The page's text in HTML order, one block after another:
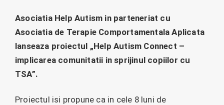
Asociatia Help Autism in parteneriat cu
Asociatia de Terapie Comportamentala Aplicata
lanseaza proiectul „Help Autism Connect –
implicarea comunitatii in sprijinul copiilor cu
TSA”.
Proiectul isi propune ca in cele 8 luni de